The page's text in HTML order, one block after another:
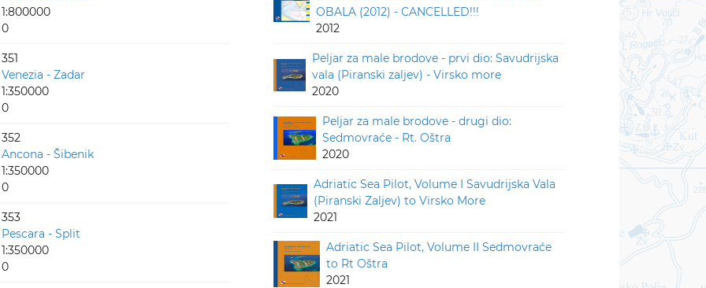
1:800000
0
351
Venezia - Zadar
1:350000
0
352
Ancona - Šibenik
1:350000
0
353
Pescara - Split
1:350000
0
OBALA (2012) - CANCELLED!!!
2012
Peljar za male brodove - prvi dio: Savudrijska
vala (Piranski zaljev) - Virsko more
2020
Peljar za male brodove - drugi dio:
Sedmovraće - Rt. Oštra
2020
Adriatic Sea Pilot, Volume I Savudrijska Vala
(Piranski Zaljev) to Virsko More
2021
Adriatic Sea Pilot, Volume II Sedmovraće
to Rt Oštra
2021